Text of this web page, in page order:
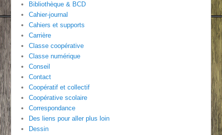
Bibliothèque & BCD
Cahier-journal
Cahiers et supports
Carrière
Classe coopérative
Classe numérique
Conseil
Contact
Coopératif et collectif
Coopérative scolaire
Correspondance
Des liens pour aller plus loin
Dessin